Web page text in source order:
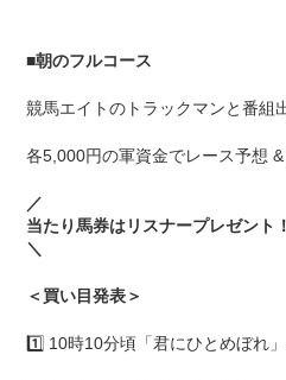
■朝のフルコース
競馬エイトのトラックマンと番組
各5,000円の軍資金でレース予想 &
／
当たり馬券はリスナープレゼント
＼
＜買い目発表＞
1️⃣ 10時10分頃「君にひとめぼれ